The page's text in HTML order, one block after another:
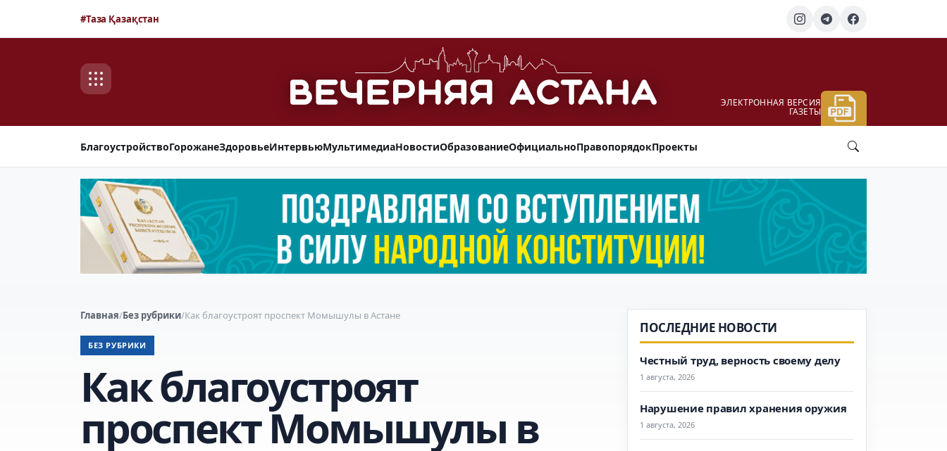
#Таза Қазақстан
ЭЛЕКТРОННАЯ ВЕРСИЯ
ГАЗЕТЫ
БлагоустройствоГорожанеЗдоровьеИнтервьюМультимедиаНовостиОбразованиеОфициальноПравопорядокПроекты
Главная/Без рубрики/Как благоустроят проспект Момышулы в Астане
БЕЗ РУБРИКИ
Как благоустроят
проспект Момышулы в
ПОСЛЕДНИЕ НОВОСТИ
Честный труд, верность своему делу
1 августа, 2026
Нарушение правил хранения оружия
1 августа, 2026